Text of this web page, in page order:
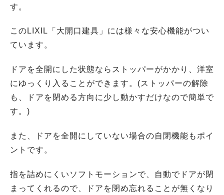
す。
このLIXIL「大開口建具」には様々な安心機能がつい
ています。
ドアを全開にした状態ならストッパーがかかり、洋室
にゆっくり入ることができます。(ストッパーの解除
も、ドアを閉める方向に少し動かすだけなので簡単で
す。)
また、ドアを全開にしていない場合の自閉機能もポイ
ントです。
指を詰めにくいソフトモーションで、自動でドアが閉
まってくれるので、ドアを閉め忘れることが無くなり